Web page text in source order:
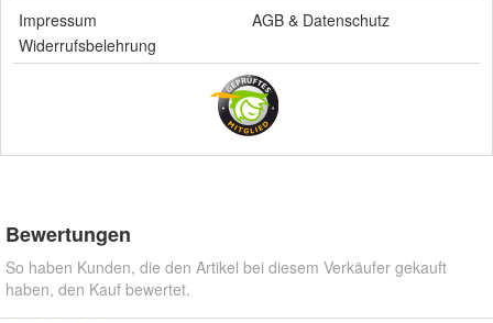
Impressum
AGB & Datenschutz
Widerrufsbelehrung
Bewertungen
So haben Kunden, die den Artikel bei diesem Verkäufer gekauft
haben, den Kauf bewertet.